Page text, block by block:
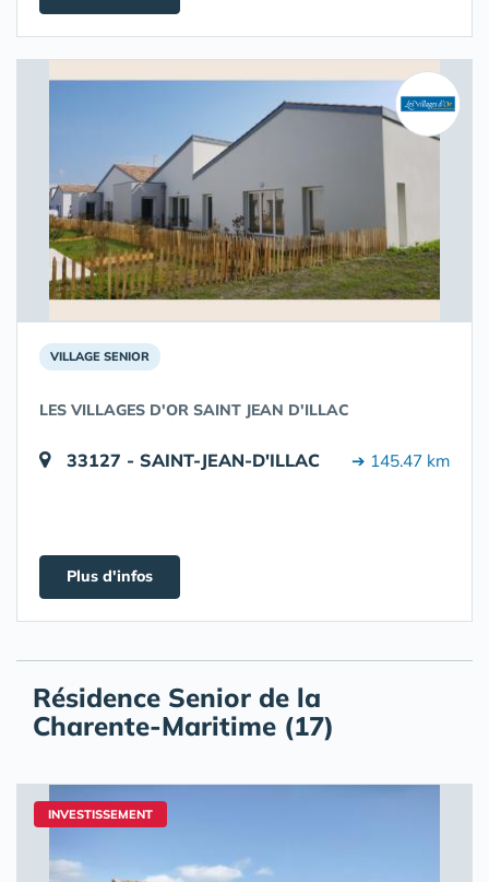
VILLAGE SENIOR
LES VILLAGES D'OR SAINT JEAN D'ILLAC
33127 - SAINT-JEAN-D'ILLAC ➔ 145.47 km
Plus d'infos
Résidence Senior de la
Charente-Maritime (17)
INVESTISSEMENT